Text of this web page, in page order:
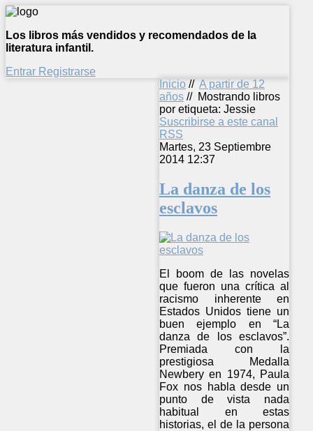
Los libros más vendidos y recomendados de la
literatura infantil.
Entrar Registrarse
Inicio // A partir de 12
años // Mostrando libros
por etiqueta: Jessie
Suscribirse a este canal
RSS
Martes, 23 Septiembre
2014 12:37
La danza de los
esclavos
El boom de las novelas
que fueron una crítica al
racismo inherente en
Estados Unidos tiene un
buen ejemplo en “La
danza de los esclavos”.
Premiada con la
prestigiosa Medalla
Newbery en 1974, Paula
Fox nos habla desde un
punto de vista nada
habitual en estas
historias, el de la persona